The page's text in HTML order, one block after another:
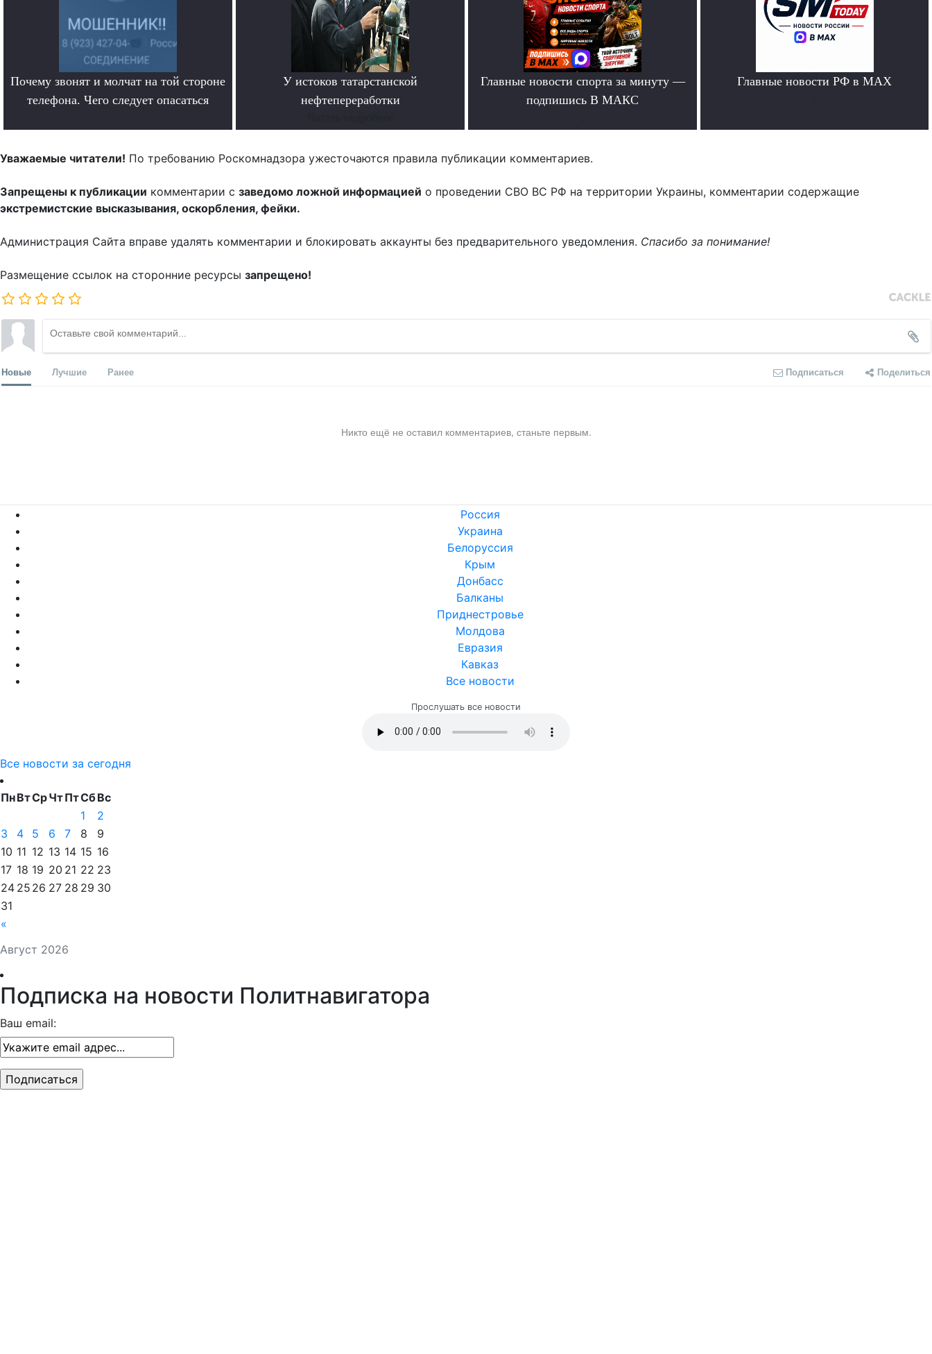
Почему звонят и молчат на той стороне
телефона. Чего следует опасаться
У истоков татарстанской
нефтепереработки
Главные новости спорта за минуту —
подпишись В МАКС
Главные новости РФ в MAX
Уважаемые читатели! По требованию Роскомнадзора ужесточаются правила публикации комментариев.
Запрещены к публикации комментарии с заведомо ложной информацией о проведении СВО ВС РФ на территории Украины, комментарии содержащие
экстремистские высказывания, оскорбления, фейки.
Администрация Сайта вправе удалять комментарии и блокировать аккаунты без предварительного уведомления. Спасибо за понимание!
Размещение ссылок на сторонние ресурсы запрещено!
Новые Лучшие Ранее Подписаться Поделиться
Никто ещё не оставил комментариев, станьте первым.
Россия
Украина
Белоруссия
Крым
Донбасс
Балканы
Приднестровье
Молдова
Евразия
Кавказ
Все новости
Прослушать все новости
Все новости за сегодня
Август 2026
ПнВтСрЧтПтСбВс
«
1
2
3
4 5 6 7 8
9
10 11 12 13 14 15 16
17 18 19 20 21 22 23
24 25 26 27 28 29 30
31
Подписка на новости Политнавигатора
Ваш email: